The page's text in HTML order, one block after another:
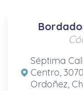
Séptima
Centro,
Ordoñez,